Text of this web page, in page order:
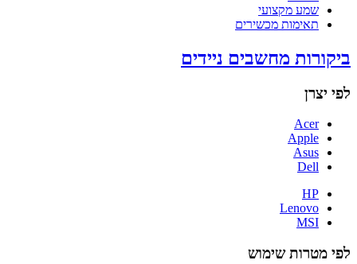
שמע מקצועי
תאימות מכשירים
ביקורות מחשבים ניידים
לפי יצרן
Acer
Apple
Asus
Dell
HP
Lenovo
MSI
לפי מטרות שימוש